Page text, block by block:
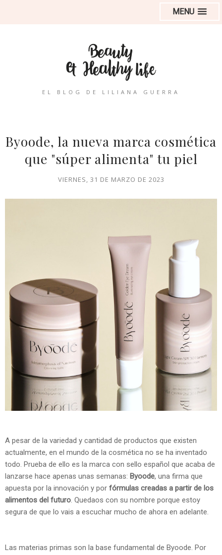
MENU
EL BLOG DE LILIANA GUERRA
Byoode, la nueva marca cosmética
que "súper alimenta" tu piel
VIERNES, 31 DE MARZO DE 2023
A pesar de la variedad y cantidad de productos que existen
actualmente, en el mundo de la cosmética no se ha inventado
todo. Prueba de ello es la marca con sello español que acaba de
lanzarse hace apenas unas semanas: Byoode, una firma que
apuesta por la innovación y por fórmulas creadas a partir de los
alimentos del futuro. Quedaos con su nombre porque estoy
segura de que lo vais a escuchar mucho de ahora en adelante.
Las materias primas son la base fundamental de Byoode. Por